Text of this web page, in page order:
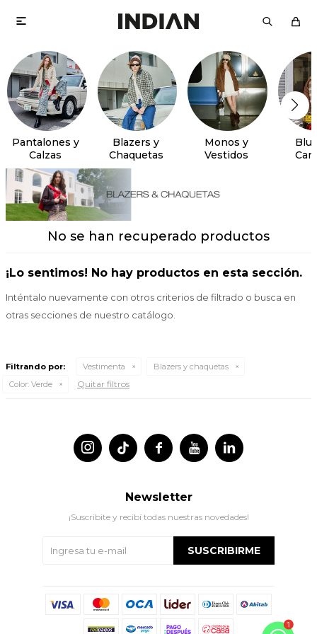

Pantalones y
Calzas
Blazers y
Chaquetas
Monos y
Vestidos
No se han recuperado productos
¡Lo sentimos! No hay productos en esta sección.
Inténtalo nuevamente con otros criterios de filtrado o busca en
otras secciones de nuestro catálogo.
Filtrando por: Vestimenta
Blazers y chaquetas
Color: Verde Quitar filtros
 
 
Newsletter
¡Suscribite y recibí todas nuestras novedades!
SUSCRIBIRME